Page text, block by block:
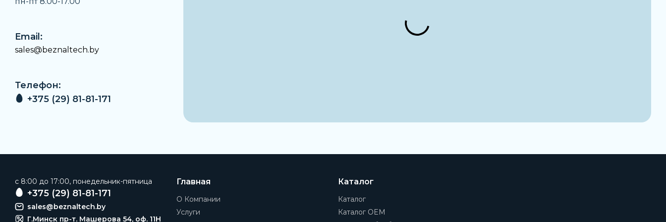
Email:
sales@beznaltech.by
Телефон:
+375 (29) 81-81-171
c 8:00 до 17:00, понедельник-пятница
+375 (29) 81-81-171
sales@beznaltech.by
Г.Минск пр-т. Машерова 54, оф. 11H
Главная
О Компании
Услуги
Каталог
Каталог
Каталог OEM